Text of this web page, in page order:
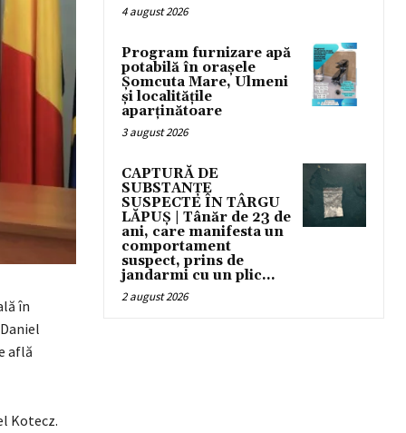
în
află
Kotecz.
4 august 2026
Program furnizare apă
potabilă în orașele
Șomcuta Mare, Ulmeni
și localitățile
aparținătoare
3 august 2026
CAPTURĂ DE
SUBSTANȚE
SUSPECTE ÎN TÂRGU
LĂPUȘ | Tânăr de 23 de
ani, care manifesta un
comportament
suspect, prins de
jandarmi cu un plic...
2 august 2026